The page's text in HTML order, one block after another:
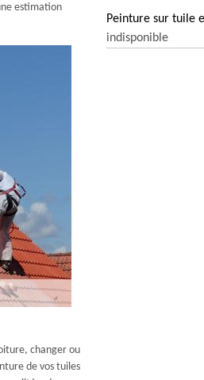
estimation
changer ou
de vos tuiles
Peinture sur tuile
indisponible